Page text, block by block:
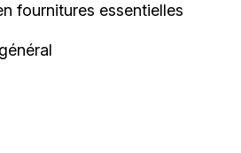
fournitures essentielles